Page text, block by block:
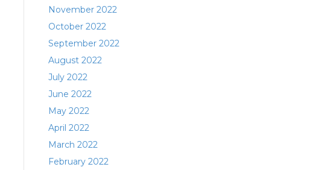
November 2022
October 2022
September 2022
August 2022
July 2022
June 2022
May 2022
April 2022
March 2022
February 2022